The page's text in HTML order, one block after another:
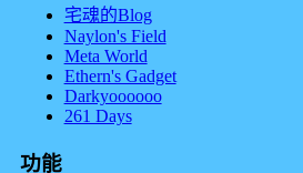
宅魂的Blog
Naylon's Field
Meta World
Ethern's Gadget
Darkyoooooo
261 Days
功能